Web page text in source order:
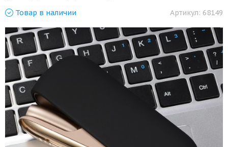
Товар в наличии Артикул: 68149